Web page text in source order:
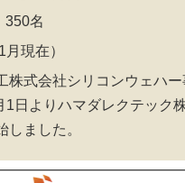
350名
月現在）
株式会社シリコンウェハー
1日よりハマダレクテック
しました。